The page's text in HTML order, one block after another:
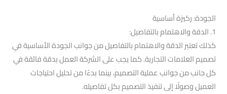
الجودة: ركيزة أساسية
1. الدقة والاهتمام بالتفاصيل:
كذلك تعتبر الدقة والاهتمام بالتفاصيل من جوانب الجودة الأساسية في
تصميم العلامات التجارية. كما يجب على الشركة العمل بدقة فائقة في
كل جانب من جوانب عملية التصميم، بينما بدءًا من تحليل احتياجات
العميل وصولًا إلى تنفيذ التصميم بكل تفاصيله.